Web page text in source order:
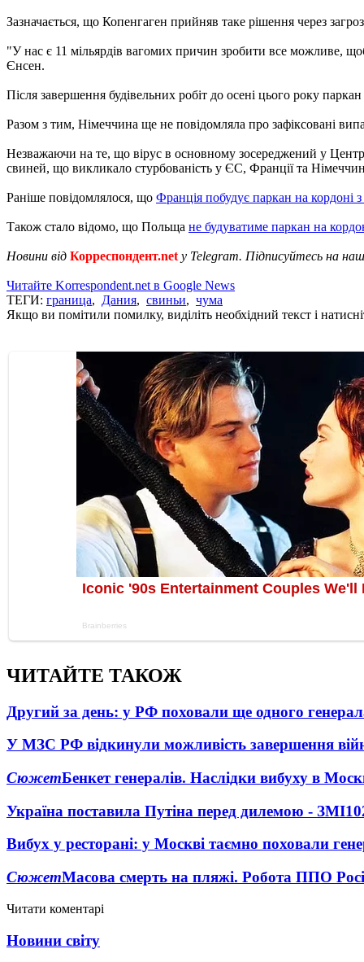
Зазначається, що Копенгаген прийняв таке рішення через
"У нас є 11 мільярдів вагомих причин зробити все можливе,
Єнсен.
Після завершення будівельних робіт до осені цього року
Разом з тим, Німеччина ще не повідомляла про зафіксовані
Незважаючи на те, що вірус в основному зосереджений у
свиней, що викликало стурбованість у ЄС, Франції та
Раніше повідомлялося, що Франція побудує паркан на кордоні
Також стало відомо, що Польща не будуватиме паркан на
Новини від Корреспондент.net у Telegram. Підписуйтесь на
Читайте Korrespondent.net в Google News
ТЕГИ: граница, Дания, свиньи, чума
Якщо ви помітили помилку, виділіть необхідний текст і
ЧИТАЙТЕ ТАКОЖ
Другий за день: у РФ поховали ще одного
У МЗС РФ відкинули можливість завершення
СюжетБенкет генералів. Наслідки вибуху в
Україна поставила Путіна перед дилемою - ЗМІ
Вибух у ресторані: у Москві таємно поховали
СюжетМасова смерть на пляжі. Робота ППО
Читати коментарі
Новини світу